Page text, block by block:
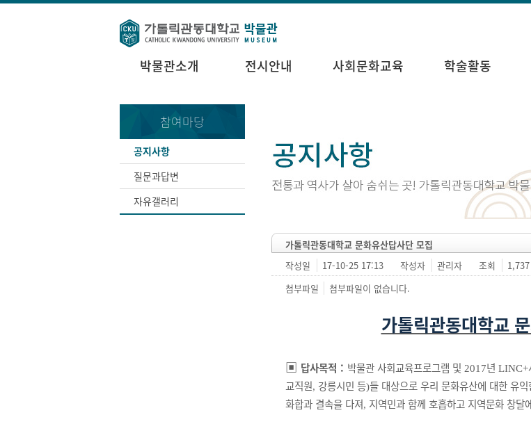
박물관소개 전시안내 사회문화교육 학술활동
참여마당
공지사항
질문과답변
자유갤러리
가톨릭관동대학교 문화유산답사단 모집
작성일
17-10-25 17:13 작성자 관리자 조회
1,737
첨부파일
첨부파일이 없습니다.
가톨릭관동대학교
▣ 답사목적 ： 박물관 사회교육프로그램 및 2017년 LINC+
교직원, 강릉시민 등)들 대상으로우리 문화유산에 대한 유
화합과 결속을 다져, 지역민과 함께 호흡하고 지역문화 창달